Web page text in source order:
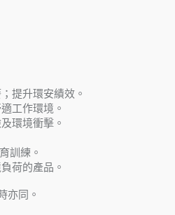
提升環安績效。
工作環境。
環境衝擊。
訓練。
荷的產品。
亦同。